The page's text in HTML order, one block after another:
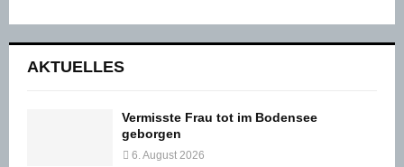
AKTUELLES
Vermisste Frau tot im Bodensee
geborgen
6. August 2026